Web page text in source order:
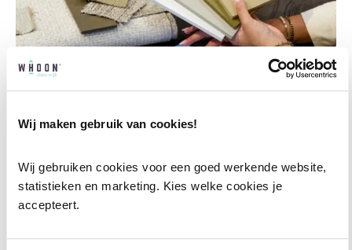
Wij maken gebruik van cookies!
Wij gebruiken cookies voor een goed werkende website,
statistieken en marketing. Kies welke cookies je
accepteert.
Professioneel interieuradvies
Onze professionele interieurstylisten creeëren